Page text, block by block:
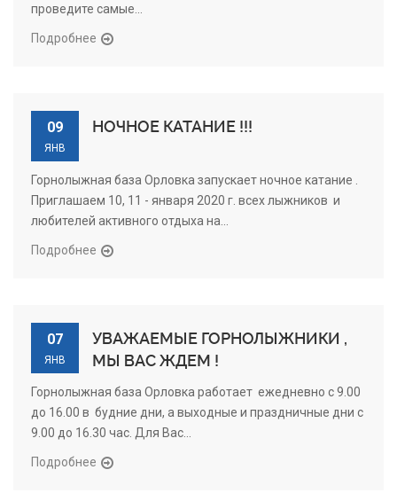
проведите самые...
Подробнее
09
ЯНВ
НОЧНОЕ КАТАНИЕ !!!
Горнолыжная база Орловка запускает ночное катание .
Приглашаем 10, 11 - января 2020 г. всех лыжников и
любителей активного отдыха на...
Подробнее
07
ЯНВ
УВАЖАЕМЫЕ ГОРНОЛЫЖНИКИ ,
МЫ ВАС ЖДЕМ !
Горнолыжная база Орловка работает ежедневно с 9.00
до 16.00 в будние дни, а выходные и праздничные дни с
9.00 до 16.30 час. Для Вас...
Подробнее